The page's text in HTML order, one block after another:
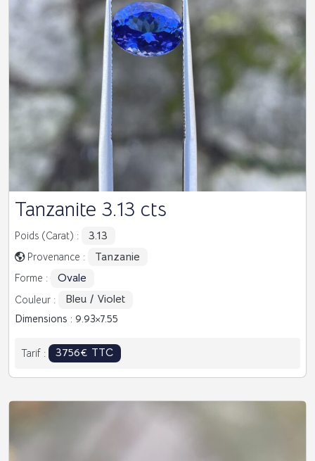
Tanzanite 3.13 cts
Poids (Carat) : 3.13
Provenance : Tanzanie
Forme : Ovale
Couleur : Bleu / Violet
Dimensions : 9.93 7.55
Tarif : 3756€ TTC